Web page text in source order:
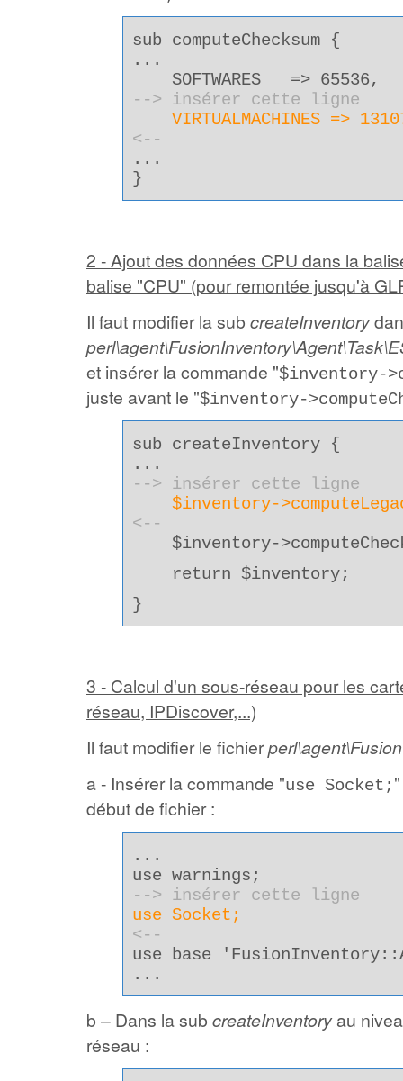
sub computeChecksum {
...
SOFTWARES => 65536,
--> insérer cette ligne
VIRTUALMACHINES =>
<--
...
}
2 - Ajout des données CPU dans la
balise "CPU" (pour remontée jusqu'à
Il faut modifier la sub createInventory
et insérer la commande "$inventory-
juste avant le "$inventory-
sub createInventory {
...
--> insérer cette ligne
$inventory-
<--
$inventory-
return $inventory;
}
3 - Calcul d'un sous-réseau pour les
réseau, IPDiscover,...)
Il faut modifier le fichier
a - Insérer la commande "use Socket;
début de fichier :
...
use warnings;
--> insérer cette ligne
use Socket;
<--
use base
...
b – Dans la sub createInventoryau
réseau :